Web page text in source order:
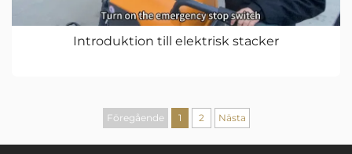
Introduktion till elektrisk stacker
Föregående 1 2 Nästa